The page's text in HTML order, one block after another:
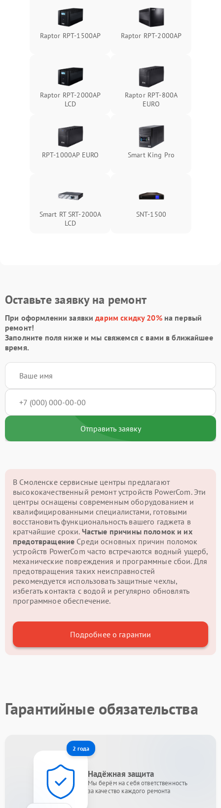
Raptor RPT-1500AP Raptor RPT-2000AP
Raptor RPT-2000AP
LCD
Raptor RPT-800A
EURO
RPT-1000AР EURO Smart King Pro
Smart RT SRT-2000A
LCD
SNT-1500
Оставьте заявку на ремонт
При оформлении заявкидарим скидку 20%на первый
ремонт!
Заполните поля ниже и мы свяжемся с вами в ближайшее
время.
Отправить заявку
В Смоленске сервисные центры предлагают
высококачественный ремонт устройств PowerCom. Эти
центры оснащены современным оборудованием и
квалифицированными специалистами, готовыми
восстановить функциональность вашего гаджета в
кратчайшие сроки. Частые причины поломок и их
предотвращение Среди основных причин поломок
устройств PowerCom часто встречаются водный ущерб,
механические повреждения и программные сбои. Для
предотвращения таких неисправностей
рекомендуется использовать защитные чехлы,
избегать контакта с водой и регулярно обновлять
программное обеспечение.
Подробнее о гарантии
Гарантийные обязательства
2 года
Надёжная защита
Мы берём на себя ответственность
за качество каждого ремонта